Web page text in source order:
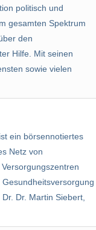
politisch und
gesamten Spektrum
den
Hilfe. Mit seinen
sowie vielen
EUR
ein börsennotiertes
Netz von
Dr. Martin Siebert,